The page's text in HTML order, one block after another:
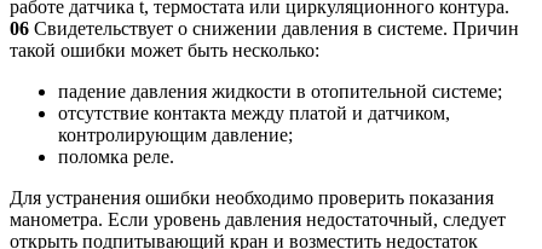
работе датчика t, термостата или циркуляционного контура.
06 Свидетельствует о снижении давления в системе. Причин
такой ошибки может быть несколько:
падение давления жидкости в отопительной системе;
отсутствие контакта между платой и датчиком,
контролирующим давление;
поломка реле.
Для устранения ошибки необходимо проверить показания
манометра. Если уровень давления недостаточный, следует
открыть подпитывающий кран и возместить недостаток